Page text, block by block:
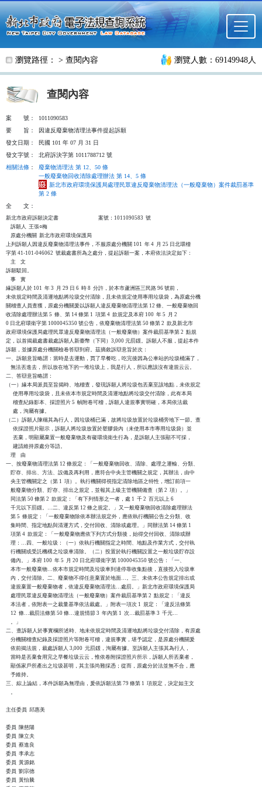
跳至主要內容
瀏覽路徑： > 查閱內容 瀏覽人數：69149948人
查閱內容
案 號：
1011090583
要
旨：
因違反廢棄物清理法事件提起訴願
發文日期：
民國 101 年 07 月 31 日
發文字號：
北府訴決字第 1011788712 號
相關法條 ：
廢棄物清理法 第 12、50 條
一般廢棄物回收清除處理辦法 第 14、5 條
新北市政府環境保護局處理民眾違反廢棄物清理法（一般廢棄物）案件裁罰基準
第 2 條
全
文：
新北市政府訴願決定書                                  案號：1011090583  號
    訴願人  王張○梅
    原處分機關  新北市政府環境保護局
上列訴願人因違反廢棄物清理法事件，不服原處分機關 101  年 4  月 25 日北環稽
字第 41-101-046062  號裁處書所為之處分，提起訴願一案，本府依法決定如下：
    主    文
訴願駁回。
    事    實
緣訴願人於 101  年 3  月 29 日 6  時 8  分許，於本市蘆洲區三民路 96 號前，
未依規定時間及清運地點將垃圾交付清除，且未依規定使用專用垃圾袋，為原處分機
關稽查人員查獲，原處分機關爰以訴願人違反廢棄物清理法第 12 條、一般廢棄物回
收清除處理辦法第 5  條、第 14 條第 1  項第 4  款規定及本府 100  年 5  月 2
0 日北府環衛字第 1000045350 號公告，依廢棄物清理法第 50 條第 2  款及新北市
政府環境保護局處理民眾違反廢棄物清理法（一般廢棄物）案件裁罰基準第 2  點規
定，以首揭裁處書裁處訴願人新臺幣（下同）3,000 元罰鍰。訴願人不服，提起本件
訴願，並據原處分機關檢卷答辯到府。茲摘敘訴辯意旨於次：
一、訴願意旨略謂：當時是去運動，買了早餐吃，吃完後因為公車站的垃圾桶滿了，
    無法丟進去，所以放在地下的一堆垃圾上，我是行人，所以應該沒有違規云云。
二、答辯意旨略謂：
（一）緣本局派員至旨揭時、地稽查，發現訴願人將垃圾包丟棄至該地點，未依規定
      使用專用垃圾袋，且未依本市規定時間及清運地點將垃圾交付清除，此有本局
      稽查紀錄影本、採證照片 5  幀附卷可稽，訴願人違規事實明確，本局依法裁
      處，洵屬有據。
（二）訴願人陳稱其為行人，因垃圾桶已滿，故將垃圾放置於垃圾桶旁地下一節。查
      依採證照片顯示，訴願人將垃圾放置於塑膠袋內（未使用本市專用垃圾袋）並
      丟棄，明顯屬棄置一般廢棄物及有礙環境衛生行為，是訴願人主張顯不可採，
      建請維持原處分等語。
    理    由
一、按廢棄物清理法第 12 條規定：「一般廢棄物回收、清除、處理之運輸、分類、
    貯存、排出、方法、設備及再利用，應符合中央主管機關之規定，其辦法，由中
    央主管機關定之（第 1  項）。執行機關得視指定清除地區之特性，增訂前項一
    般廢棄物分類、貯存、排出之規定，並報其上級主管機關備查（第 2  項）。」
    同法第 50 條第 2  款規定：「有下列情形之一者，處 1  千 2  百元以上 6
    千元以下罰鍰。…二、違反第 12 條之規定。」又一般廢棄物回收清除處理辦法
    第 5  條規定：「一般廢棄物除依本辦法規定外，應依執行機關公告之分類、收
    集時間、指定地點與清運方式，交付回收、清除或處理。」同辦法第 14 條第 1
    項第 4  款規定：「一般廢棄物應依下列方式分類後，始得交付回收、清除或辦
    理：…四、一般垃圾：（一）依執行機關指定之時間、地點及作業方式，交付執
    行機關或受託機構之垃圾車清除。（二）投置於執行機關設置之一般垃圾貯存設
    備內。」本府 100  年 5  月 20 日北府環衛字第 1000045350 號公告：「一、
    本市一般廢棄物…依本市規定時間及垃圾車到達停靠收集點後，直接投入垃圾車
    內，交付清除。二、廢棄物不得任意棄置於地面…。三、未依本公告規定排出或
    違規棄置一般廢棄物者，依違反廢棄物清理法…處罰。」新北市政府環境保護局
    處理民眾違反廢棄物清理法（一般廢棄物）案件裁罰基準第 2  點規定：「違反
    本法者，依附表一之裁量基準依法裁處。」附表一項次 1  規定：「違反法條第
    12  條…裁罰法條第 50 條…違規情節 3  年內第 1  次…裁罰基準 3  千元…
    。」
二、查訴願人於事實欄所述時、地未依規定時間及清運地點將垃圾交付清除，有原處
    分機關稽查紀錄及採證照片等附卷可稽，違規事實，堪予認定，是原處分機關爰
    依前揭法規，裁處訴願人 3,000  元罰鍰，洵屬有據。至訴願人主張其為行人，
    當時是丟棄食用完之早餐垃圾云云，惟依卷附採證照片所示，訴願人所丟棄者，
    顯係家戶所產出之垃圾甚明，其主張尚難採憑；從而，原處分於法並無不合，應
    予維持。
三、綜上論結，本件訴願為無理由，爰依訴願法第 79 條第 1  項規定，決定如主文
    。
主任委員  邱惠美
委員  陳慈陽
委員  陳立夫
委員  蔡進良
委員  李承志
委員  黃源銘
委員  劉宗德
委員  黃怡騰